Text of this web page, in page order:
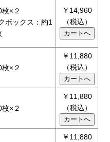
×２
ボックス：約1
￥14,960
（税込）
×２
￥11,880
（税込）
×２
￥11,880
（税込）
￥11,880